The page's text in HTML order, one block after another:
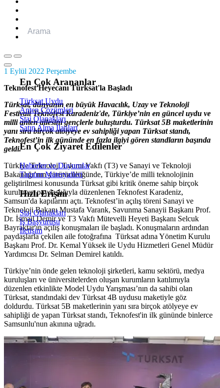
bilgiler anonim olarak toplanır.
Bu çerezler, reklamcılar tarafından ilgi alanlarınıza göre reklam
Tümünü Reddet
Tercihleri Kaydet
En Çok Arananlar
Türksat Uydu
Anten Çözümleri
Staj Olanakları
Satın Alma İlanları
En Çok Ziyaret Edilenler
Haberler ve Duyurular
Tanıtım Materyalleri
Hızlı Erişim
Staj Olanakları
İş Başvurusu
İletişim
1 Eylül 2022 Perşembe
Teknofest Heyecanı Türksat'la Başladı
Türksat, dünyanın en büyük Havacılık, Uzay ve Teknoloji
Festivali Teknofest Karadeniz'de, Türkiye’nin en güncel uydu ve
milli anten ailesini gençlerle buluşturdu. Türksat 5B maketlerinin
yanı sıra birçok atölyeye ev sahipliği yapan Türksat standı,
Teknofest’in ilk gününde en fazla ilgiyi gören standların başında
geldi.
Türkiye Teknoloji Takımı Vakfı (T3) ve Sanayi ve Teknoloji
Bakanlığı’nın yürütücülüğünde, Türkiye’de milli teknolojinin
geliştirilmesi konusunda Türksat gibi kritik öneme sahip birçok
kuruluşun paydaşlığıyla düzenlenen Teknofest Karadeniz,
Samsun'da kapılarını açtı. Teknofest’in açılış töreni Sanayi ve
Teknoloji Bakanı Mustafa Varank, Savunma Sanayii Başkanı Prof.
Dr. İsmail Demir ve T3 Vakfı Mütevelli Heyeti Başkanı Selcuk
Bayraktar'ın açılış konuşmaları ile başladı. Konuşmaların ardından
paydaşlarla çekilen aile fotoğrafına Türksat adına Yönetim Kurulu
Başkanı Prof. Dr. Kemal Yüksek ile Uydu Hizmetleri Genel Müdür
Yardımcısı Dr. Selman Demirel katıldı.
Türkiye’nin önde gelen teknoloji şirketleri, kamu sektörü, medya
kuruluşları ve üniversitelerden oluşan kurumların katılımıyla
düzenlen etkinlikte Model Uydu Yarışması’nın da sahibi olan
Türksat, standındaki dev Türksat 4B uydusu maketiyle göz
doldurdu. Türksat 5B maketlerinin yanı sıra birçok atölyeye ev
sahipliği de yapan Türksat standı, Teknofest'in ilk gününde binlerce
Samsunlu'nun akınına uğradı.